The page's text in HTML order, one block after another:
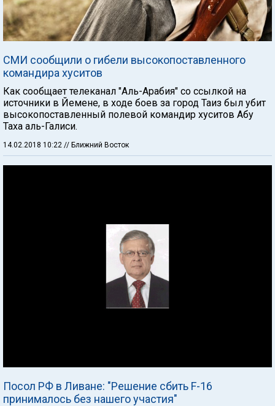
СМИ сообщили о гибели высокопоставленного
командира хуситов
Как сообщает телеканал "Аль-Арабия" со ссылкой на
источники в Йемене, в ходе боев за город Таиз был убит
высокопоставленный полевой командир хуситов Абу
Таха аль-Галиси.
14.02.2018 10:22 // Ближний Восток
Посол РФ в Ливане: "Решение сбить F-16
принималось без нашего участия"